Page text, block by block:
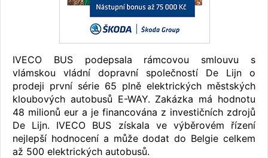
IVECO BUS podepsala rámcovou smlouvu s
vlámskou vládní dopravní společností De Lijn o
prodeji první série 65 plně elektrických městských
kloubových autobusů E-WAY. Zakázka má hodnotu
48 milionů eur a je financována z investičních zdrojů
De Lijn. IVECO BUS získala ve výběrovém řízení
nejlepší hodnocení a může dodat do Belgie celkem
až 500 elektrických autobusů.